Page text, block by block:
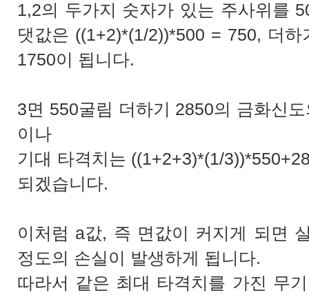
1,2의 두가지 숫자가 있는 주사위를
댓값은 ((1+2)*(1/2))*500 = 750, 더
1750이 됩니다.
3면 550굴림 더하기 2850의 금화신
이나
기대 타격치는 ((1+2+3)*(1/
되겠습니다.
이처럼 a값, 즉 면값이 커지게 되면
정도의 손실이 발생하게 됩니다.
따라서 같은 최대 타격치를 가진 무